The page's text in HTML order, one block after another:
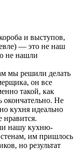
и выступов,
— это не наш
не нашли
мы решили делать
он все
такой, как
окончательно. Не
кухня идеально
нравится.
нашу кухню-
им пришлось
но результат